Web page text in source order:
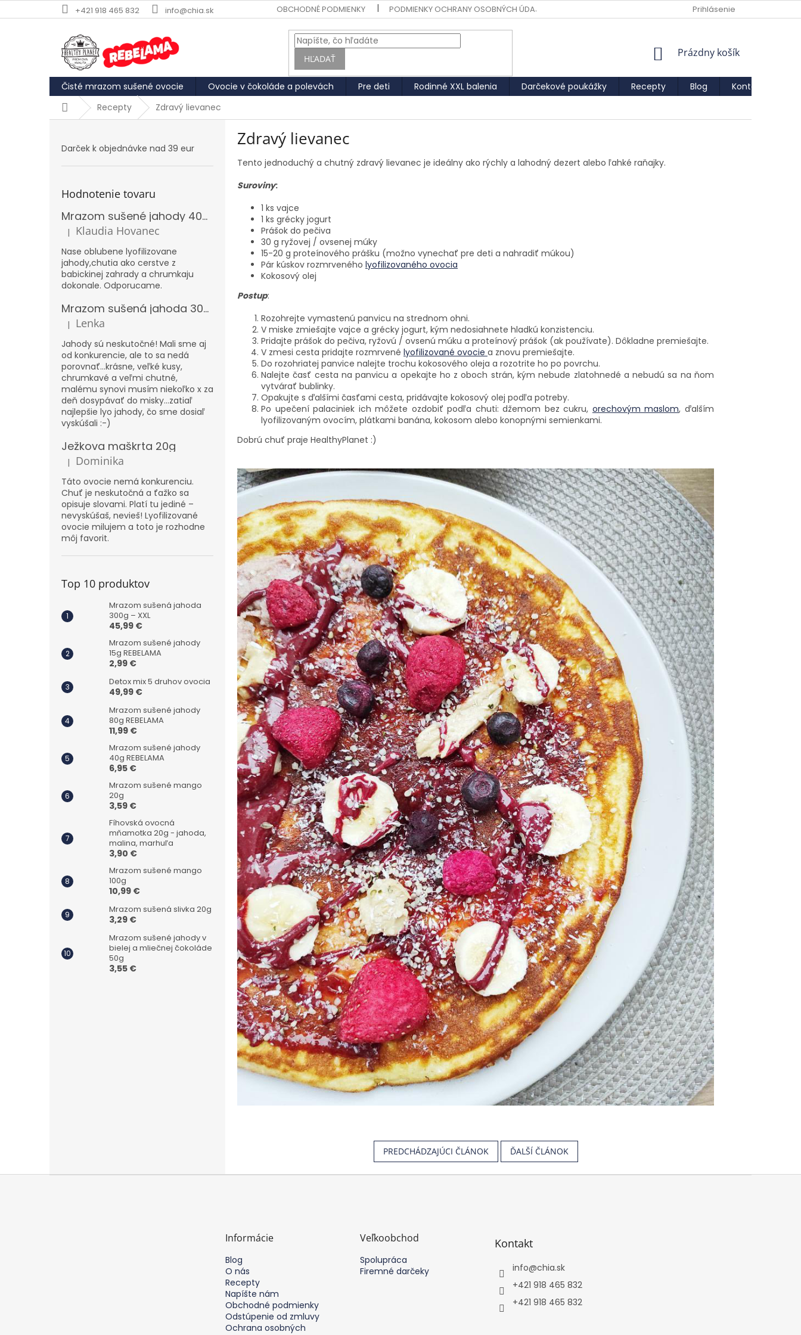
na
+421 918 465 832 info@chia.sk OBCHODNÉ PODMIENKY PODMIENKY OCHRANY OSOBNÝCH ÚDAJOV Prihlásenie
HĽADAŤ
NÁKUPNÝ
Prázdny košík
Čisté mrazom sušené ovocie Ovocie v čokoláde a polevách Pre deti Rodinné XXL balenia Darčekové poukážky Recepty Blog Kontakty
DomovRecepty Zdravý lievanec
Darček k objednávke nad 39 eur
Hodnotenie tovaru
Mrazom sušené jahody 40g REBELAMA
Hodnotenie produktu je 5 z 5 hviezdičiek.
| Klaudia Hovanec
Nase oblubene lyofilizovane
jahody,chutia ako cerstve z
babickinej zahrady a chrumkaju
dokonale. Odporucame.
Mrazom sušená jahoda 300g – XXL
Hodnotenie produktu je 5 z 5 hviezdičiek.
| Lenka
Jahody sú neskutočné! Mali sme aj
od konkurencie, ale to sa nedá
porovnať...krásne, veľké kusy,
chrumkavé a veľmi chutné,
malému synovi musím niekoľko x za
deň dosypávať do misky...zatiaľ
najlepšie lyo jahody, čo sme dosiaľ
vyskúšali :-)
Ježkova maškrta 20g
Hodnotenie produktu je 5 z 5 hviezdičiek.
| Dominika
Táto ovocie nemá konkurenciu.
Chuť je neskutočná a ťažko sa
opisuje slovami. Platí tu jediné –
nevyskúšaš, nevieš! Lyofilizované
ovocie milujem a toto je rozhodne
môj favorit.
Top 10 produktov
Mrazom sušená jahoda
300g – XXL
45,99 €
Mrazom sušené jahody
15g REBELAMA
2,99 €
Detox mix 5 druhov ovocia
49,99 €
Mrazom sušené jahody
80g REBELAMA
11,99 €
Mrazom sušené jahody
40g REBELAMA
6,95 €
Mrazom sušené mango
20g
3,59 €
Fíhovská ovocná
mňamotka 20g - jahoda,
malina, marhuľa
3,90 €
Mrazom sušené mango
100g
10,99 €
Mrazom sušená slivka 20g
3,29 €
Mrazom sušené jahody v
bielej a mliečnej čokoláde
50g
3,55 €
Zdravý lievanec
Tento jednoduchý a chutný zdravý lievanec je ideálny ako rýchly a lahodný dezert alebo ľahké raňajky.
Suroviny:
1 ks vajce
1 ks grécky jogurt
Prášok do pečiva
30 g ryžovej / ovsenej múky
15-20 g proteínového prášku (možno vynechať pre deti a nahradiť múkou)
Pár kúskov rozmrveného lyofilizovaného ovocia
Kokosový olej
Postup:
Rozohrejte vymastenú panvicu na strednom ohni.
V miske zmiešajte vajce a grécky jogurt, kým nedosiahnete hladkú konzistenciu.
Pridajte prášok do pečiva, ryžovú / ovsenú múku a proteínový prášok (ak používate). Dôkladne premiešajte.
V zmesi cesta pridajte rozmrvené lyofilizované ovocie a znovu premiešajte.
Do rozohriatej panvice nalejte trochu kokosového oleja a rozotrite ho po povrchu.
Nalejte časť cesta na panvicu a opekajte ho z oboch strán, kým nebude zlatohnedé a nebudú sa na ňom
vytvárať bublinky.
Opakujte s ďalšími časťami cesta, pridávajte kokosový olej podľa potreby.
Po upečení palaciniek ich môžete ozdobiť podľa chuti: džemom bez cukru, orechovým maslom, ďalším
lyofilizovaným ovocím, plátkami banána, kokosom alebo konopnými semienkami.
Dobrú chuť praje HealthyPlanet :)
PREDCHÁDZAJÚCI ČLÁNOK ĎALŠÍ ČLÁNOK
Z
Informácie
Blog
O nás
Recepty
Napíšte nám
Obchodné podmienky
Odstúpenie od zmluvy
Ochrana osobných
Veľkoobchod
Spolupráca
Firemné darčeky
Kontakt
info@chia.sk
+421 918 465 832
+421 918 465 832